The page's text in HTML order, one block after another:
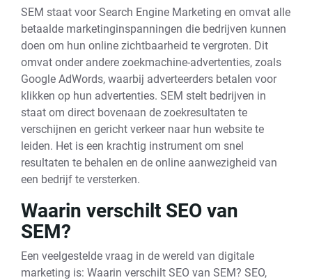
SEM staat voor Search Engine Marketing en omvat alle
betaalde marketinginspanningen die bedrijven kunnen
doen om hun online zichtbaarheid te vergroten. Dit
omvat onder andere zoekmachine-advertenties, zoals
Google AdWords, waarbij adverteerders betalen voor
klikken op hun advertenties. SEM stelt bedrijven in
staat om direct bovenaan de zoekresultaten te
verschijnen en gericht verkeer naar hun website te
leiden. Het is een krachtig instrument om snel
resultaten te behalen en de online aanwezigheid van
een bedrijf te versterken.
Waarin verschilt SEO van
SEM?
Een veelgestelde vraag in de wereld van digitale
marketing is: Waarin verschilt SEO van SEM? SEO,